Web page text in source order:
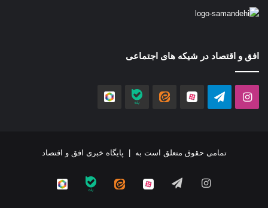
افق و اقتصاد در شیکه های اجتماعی
اینستاگرامتلگرام آپارات ایتا بله
تمامی حقوق متعلق است به | پایگاه خبری افق و اقتصاد
اینستاگرامتلگرام آپارات ایتا بله